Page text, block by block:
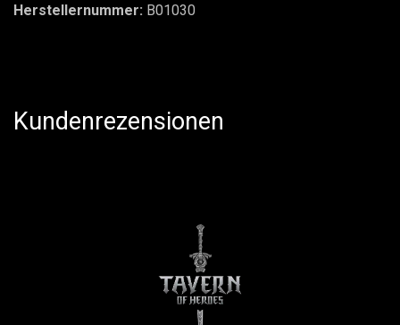
Herstellernummer: B01030
Kundenrezensionen